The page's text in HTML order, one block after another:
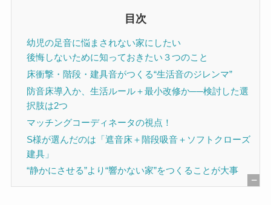
目次
[
幼児の足音に悩まされない家にしたい
後悔しないために知っておきたい３つのこと
床衝撃・階段・建具音がつくる“生活音のジレンマ”
防音床導入か、生活ルール＋最小改修か──検討した選
択肢は2つ
マッチングコーディネータの視点！
S様が選んだのは「遮音床＋階段吸音＋ソフトクローズ
建具」
“静かにさせる”より“響かない家”をつくることが大事